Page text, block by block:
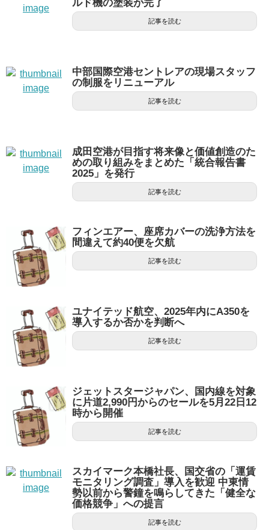
ルド機の塗装が完了
記事を読む
中部国際空港セントレアの現場スタッフ
の制服をリニューアル
記事を読む
成田空港が目指す将来像と価値創造のた
めの取り組みをまとめた「統合報告書
2025」を発行
記事を読む
フィンエアー、座席カバーの洗浄方法を
間違えて約40便を欠航
記事を読む
ユナイテッド航空、2025年内にA350を
導入するか否かを判断へ
記事を読む
ジェットスタージャパン、国内線を対象
に片道2,990円からのセールを5月22日12
時から開催
記事を読む
スカイマーク本橋社長、国交省の「運賃
モニタリング調査」導入を歓迎 中東情
勢以前から警鐘を鳴らしてきた「健全な
価格競争」への提言
記事を読む